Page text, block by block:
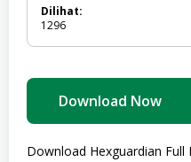
Dilihat:
1296
Download Now
Download Hexguardian Full